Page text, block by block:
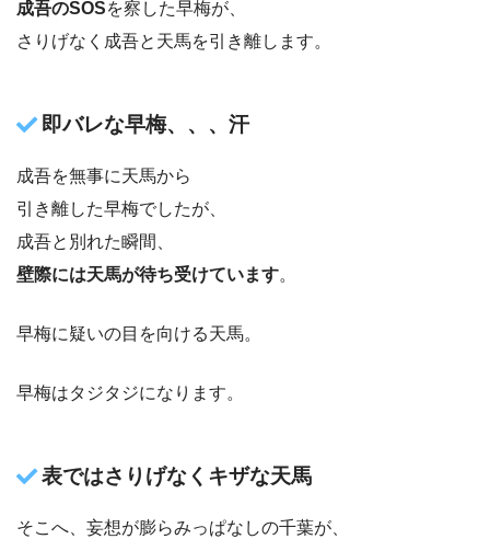
成吾のSOSを察した早梅が、
さりげなく成吾と天馬を引き離します。
即バレな早梅、、、汗
成吾を無事に天馬から
引き離した早梅でしたが、
成吾と別れた瞬間、
壁際には天馬が待ち受けています。
早梅に疑いの目を向ける天馬。
早梅はタジタジになります。
表ではさりげなくキザな天馬
そこへ、妄想が膨らみっぱなしの千葉が、